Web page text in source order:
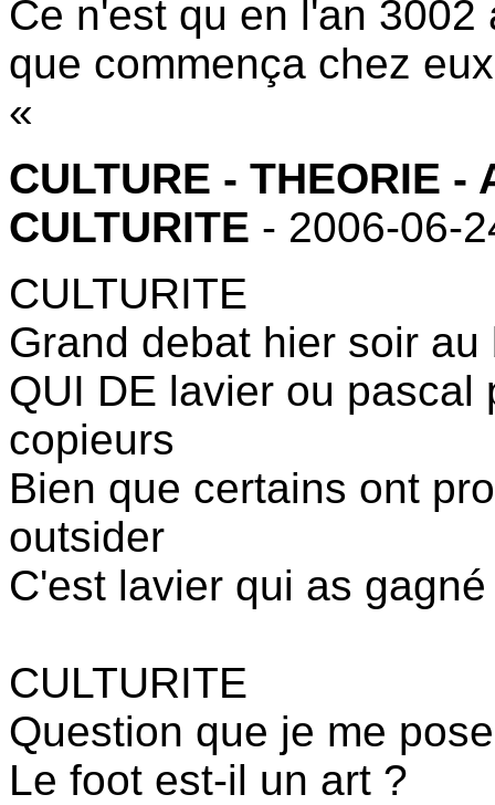
Ce n'est qu en l'an
que commença chez
«
CULTURE - THEORIE -
CULTURITE - 2006-06-
CULTURITE
Grand debat hier soir au
QUI DE lavier ou
copieurs
Bien que certains ont
outsider
C'est lavier qui as
CULTURITE
Question que je me
Le foot est-il un art ?